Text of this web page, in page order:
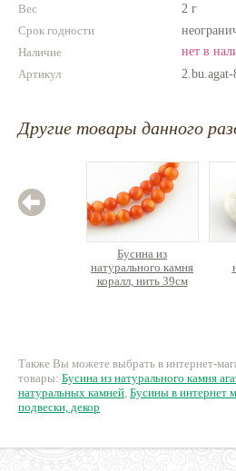
Вес
2 г
Срок годности
Наличие
нет в
Артикул
2.bu.agat-
Другие товары данного
Бусина из
натурального камня
коралл, нить 39см
Также Вы можете выбрать в интернет-
товары: Бусина из натурального камня
натуральных камней, Бусины в интернет
подвески, декор